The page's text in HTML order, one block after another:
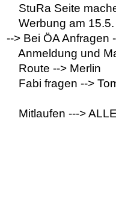
StuRa Seite
Werbung am 15.5.
--> Bei ÖA Anfragen
Anmeldung und
Route --> Merlin
Fabi fragen -->
Mitlaufen ---> ALLE